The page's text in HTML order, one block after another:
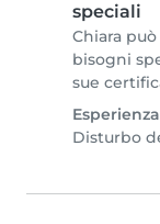
speciali
Chiara
bisogni
sue
Disturbo